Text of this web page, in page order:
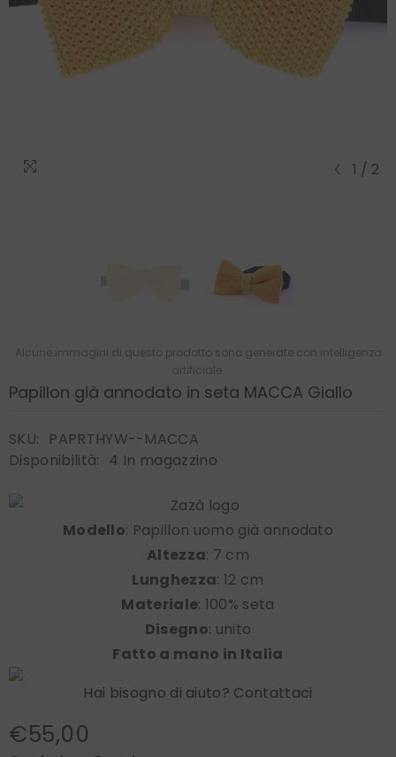
1 / 2
Alcune immagini di questo prodotto sono generate con intelligenza
artificiale.
Papillon già annodato in seta MACCA Giallo
SKU:
PAPRTHYW--MACCA
Disponibilità: 4 In magazzino
Modello: Papillon uomo già annodato
Altezza: 7 cm
Lunghezza: 12 cm
Materiale: 100% seta
Disegno: unito
Fatto a mano in Italia
Hai bisogno di aiuto? Contattaci
€55,00